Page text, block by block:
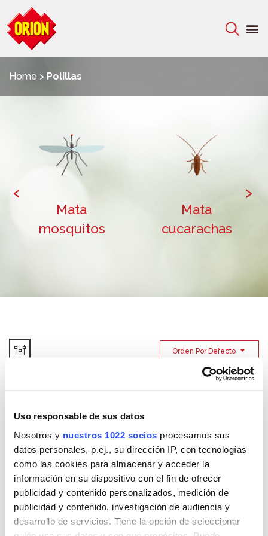
Uso responsable de sus datos
Nosotros y nuestros 1022 socios procesamos sus
datos personales, p.ej., su dirección IP, con tecnologías
como las cookies para almacenar y acceder la
información en su dispositivo con el fin de ofrecer
publicidad y contenido personalizados, medición de
publicidad y contenido, investigación de audiencia y
desarrollo de servicios. Tiene la opción de seleccionar
Home > Polillas
Mata
mosquitos
Mata
cucarachas
‹ ›
Orden Por Defecto
Bolsas Protección
antipolillas y antiácaros
Pinza Atrapaolor
antipolillas y antiácaros
Pinzas Fragance
antipolillas y antiácaros
para armarios
Pinzas Protección
antipolillas y antiácaros